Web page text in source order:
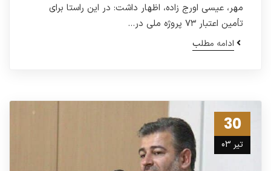
مهر، عیسی اورج زاده، اظهار داشت: در این راستا برای
تأمین اعتبار ۷۳ پروژه ملی در…
ادامه مطلب
30
تیر 03